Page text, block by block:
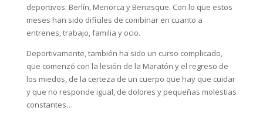
deportivos: Berlín, Menorca y Benasque. Con lo que estos
meses han sido difíciles de combinar en cuanto a
entrenes, trabajo, familia y ocio.
Deportivamente, también ha sido un curso complicado,
que comenzó con la lesión de la Maratón y el regreso de
los miedos, de la certeza de un cuerpo que hay que cuidar
y que no responde igual, de dolores y pequeñas molestias
constantes…